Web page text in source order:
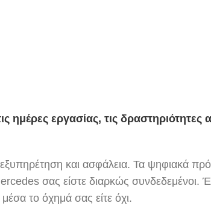
εργασίας, τις δραστηριότητες
και ασφάλεια. Τα ψηφιακά
σας είστε διαρκώς συνδεδεμένοι.
το όχημά σας είτε όχι.